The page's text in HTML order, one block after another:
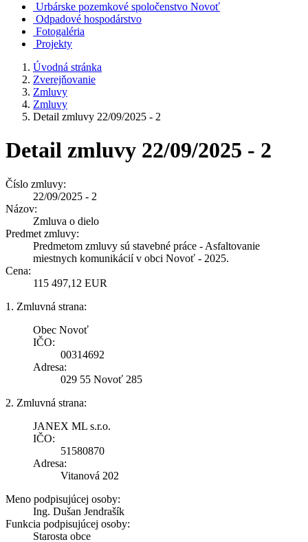
Urbárske pozemkové spoločenstvo Novoť
Odpadové hospodárstvo
Fotogaléria
Projekty
Úvodná stránka
Zverejňovanie
Zmluvy
Zmluvy
Detail zmluvy 22/09/2025 - 2
Detail zmluvy 22/09/2025 - 2
Číslo zmluvy:
22/09/2025 - 2
Názov:
Zmluva o dielo
Predmet zmluvy:
Predmetom zmluvy sú stavebné práce - Asfaltovanie
miestnych komunikácií v obci Novoť - 2025.
Cena:
115 497,12 EUR
1. Zmluvná strana:
Obec Novoť
IČO:
00314692
Adresa:
029 55 Novoť 285
2. Zmluvná strana:
JANEX ML s.r.o.
IČO:
51580870
Adresa:
Vitanová 202
Meno podpisujúcej osoby:
Ing. Dušan Jendrašík
Funkcia podpisujúcej osoby:
Starosta obce